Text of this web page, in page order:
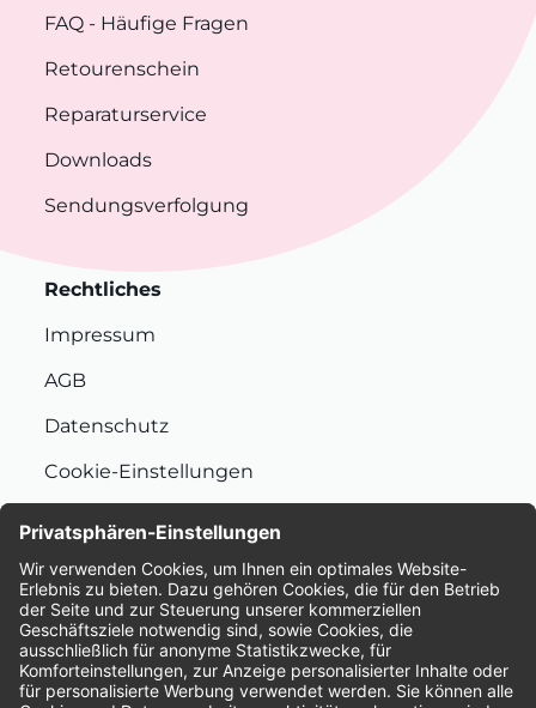
FAQ - Häufige Fragen
Retourenschein
Reparaturservice
Downloads
Sendungsverfolgung
Rechtliches
Impressum
AGB
Datenschutz
Cookie-Einstellungen
Bewertungen